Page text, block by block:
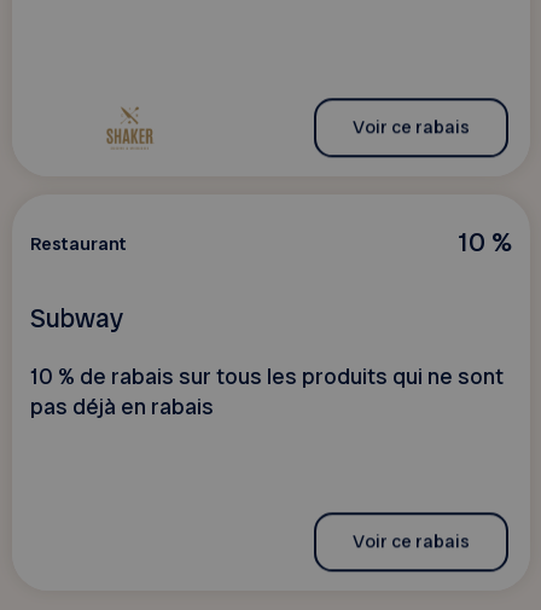
Voir ce rabais
10 %
Restaurant
Subway
10 % de rabais sur tous les produits qui ne sont
pas déjà en rabais
Voir ce rabais